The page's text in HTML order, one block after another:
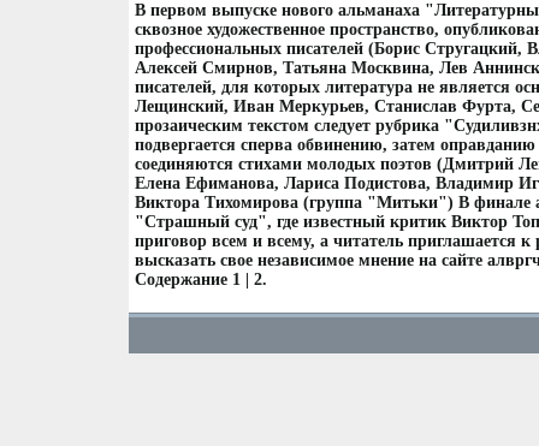
В первом выпуске нового альманаха
сквозное художественное пространство,
профессиональных писателей (Борис
Алексей Смирнов, Татьяна Москвина, Лев
писателей, для которых литература не является
Лещинский, Иван Меркурьев, Станислав Фурта,
прозаическим текстом следует рубрика
подвергается сперва обвинению, затем
соединяются стихами молодых поэтов (Дмитрий
Елена Ефиманова, Лариса Подистова, Владимир
Виктора Тихомирова (группа "Митьки") В финале
"Страшный суд", где известный критик Виктор
приговор всем и всему, а читатель приглашается
высказать свое независимое мнение на сайте
Содержание 1 | 2.